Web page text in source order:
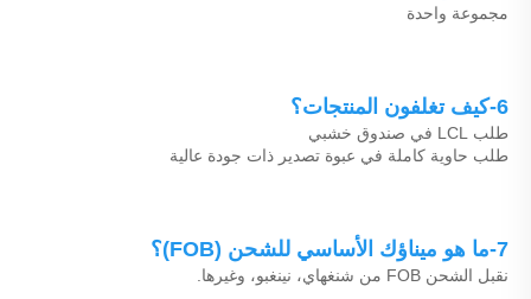
مجموعة واحدة
6-كيف تغلفون المنتجات؟
طلب LCL في صندوق خشبي
طلب حاوية كاملة في عبوة تصدير ذات جودة عالية
7-ما هو ميناؤك الأساسي للشحن (FOB)؟
نقبل الشحن FOB من شنغهاي، نينغبو، وغيرها.